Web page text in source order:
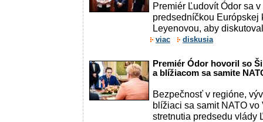
Premiér Ľudovít Ódor sa
predsedníčkou
Leyenovou, aby
viac diskusia
Premiér Ódor hovoril so
a blížiacom sa samite
Bezpečnosť v regióne,
blížiaci sa samit NATO
stretnutia predsedu vlády